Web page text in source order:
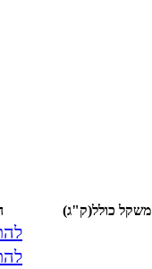
משקל כולל(ק"ג)